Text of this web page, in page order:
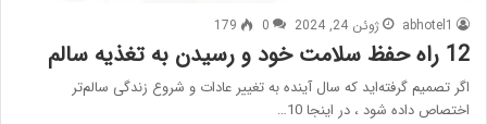
abhotel1 ژوئن 24, 2024 0
179
12 راه حفظ سلامت خود و رسیدن به تغذیه سالم
اگر تصمیم گرفته‌اید که سال آینده به تغییر عادات و شروع زندگی سالم‌تر
اختصاص داده شود ، در اینجا 10…